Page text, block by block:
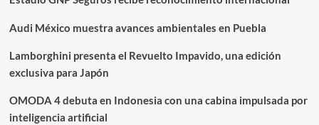
Audi México muestra avances ambientales en Puebla
Lamborghini presenta el Revuelto Impavido, una edición
exclusiva para Japón
OMODA 4 debuta en Indonesia con una cabina impulsada por
inteligencia artificial